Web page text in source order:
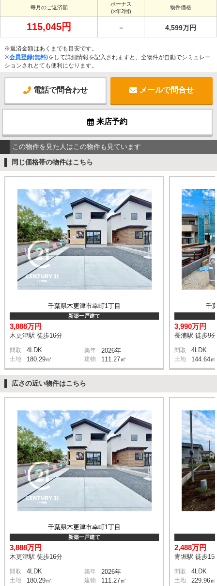
毎月のご返済額
ボーナス
(×年2回)
物件価格
115,045円 － 4,599万円
※返済金額はあくまでも目安です。
※会員登録(無料)をして詳細情報を記入されますと、全物件が自動でシミュレー
ションされとても便利になります。
電話で問合わせ メールで問合せ
来店予約
この物件を見た人はこの物件も見ています
同じ価格帯の物件はこちら
千葉県木更津市幸町1丁目
新築一戸建て
3,888万円
木更津駅 徒歩16分
間取 4LDK 築年 2026年
土地 180.29㎡ 建物 111.27㎡
千
3,990万円
長浦駅 徒歩9分
間取 4LDK
土地 144.64㎡
広さの近い物件はこちら
千葉県木更津市幸町1丁目
新築一戸建て
3,888万円
木更津駅 徒歩16分
間取 4LDK 築年 2026年
土地 180.29㎡ 建物 111.27㎡
2,488万円
青堀駅 徒歩15
間取 4LDK
土地 229.96㎡